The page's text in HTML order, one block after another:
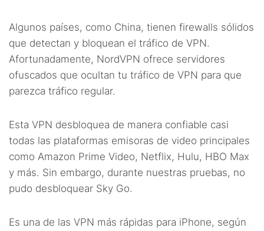
Algunos países, como China, tienen firewalls sólidos
que detectan y bloquean el tráfico de VPN.
Afortunadamente, NordVPN ofrece servidores
ofuscados que ocultan tu tráfico de VPN para que
parezca tráfico regular.
Esta VPN desbloquea de manera confiable casi
todas las plataformas emisoras de video principales
como Amazon Prime Video, Netflix, Hulu, HBO Max
y más. Sin embargo, durante nuestras pruebas, no
pudo desbloquear Sky Go.
Es una de las VPN más rápidas para iPhone, según